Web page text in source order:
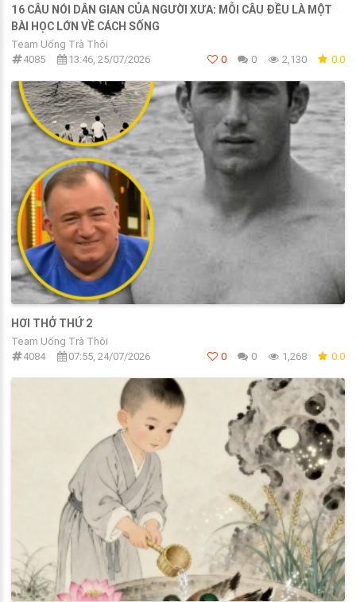
16 CÂU NÓI DÂN GIAN CỦA NGƯỜI XƯA: MỖI CÂU ĐỀU LÀ MỘT
BÀI HỌC LỚN VỀ CÁCH SỐNG
Team Uống Trà Thôi
4085
13:46, 25/07/2026 0 0 2,130 0.0
HƠI THỞ THỨ 2
Team Uống Trà Thôi
4084
07:55, 24/07/2026 0 0 1,268 0.0